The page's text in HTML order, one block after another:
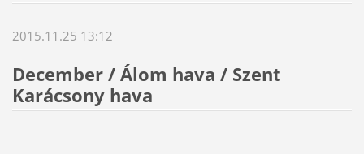
2015.11.25 13:12
December / Álom hava / Szent
Karácsony hava